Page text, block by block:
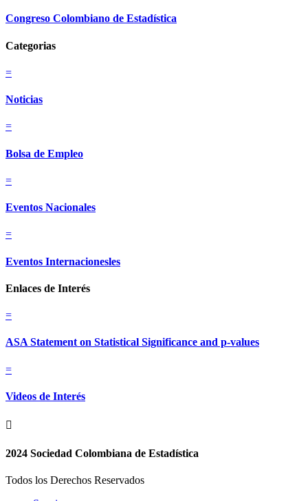
Congreso Colombiano de Estadística
Categorias
=
Noticias
=
Bolsa de Empleo
=
Eventos Nacionales
=
Eventos Internacionesles
Enlaces de Interés
=
ASA Statement on Statistical Significance and p-values
=
Videos de Interés

2024 Sociedad Colombiana de Estadística
Todos los Derechos Reservados